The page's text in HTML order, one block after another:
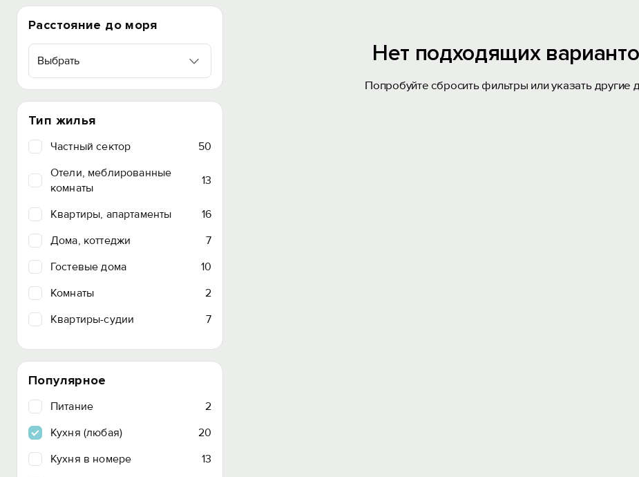
Расстояние до моря
Выбрать
Тип жилья
Частный сектор
50
Отели, меблированные
комнаты
13
Квартиры, апартаменты
16
Дома, коттеджи
7
Гостевые дома
10
Комнаты
2
Квартиры-судии
7
Популярное
Питание
2
Кухня (любая)
20
Кухня в номере
13
Нет подходящих
Попробуйте сбросить фильтры или указать другие